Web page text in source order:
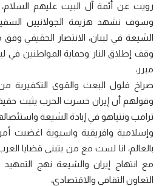
رويت عن أئمة آل البيت عليهم
وسوف نشهد هزيمة الجولانيين
الشيعة في لبنان، الانتصار الحقيقي
وقف إطلاق النار وحماية المواطنين في
مبرر،
وقولهم أن إيران خسرت الحرب يثبت
ترامب ونتياهو في إبادة الشيعة
وإسلامية وافريقية واسيوية اغضبت
بالعالم، انا لست مع من يتبنى قضايا العرب
مع انتهاج إيران والشيعة نهج
التعاون الثقافي والاقتصادي،